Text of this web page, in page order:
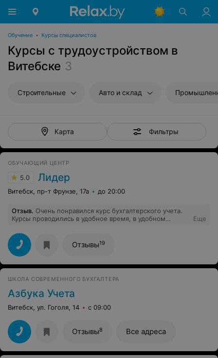
Обучение • Курсы специалистов
Курсы с трудоустройством в
Витебске 3
Строительные Авто и склад
Карта Фильтры
ОБУЧАЮЩИЙ ЦЕНТР
5.0 Лидер
Витебск, пр-т Фрунзе, 17а до 20:00
Отзыв. Очень понравился курс бухгалтерского учета.
Курсы проводились в удобное время, в удобном
преподавателю за доступное изложение материала и
индивидуальный подход к слушателям.
Еще
Отзывы19
ШКОЛА СОВРЕМЕННОГО БУХГАЛТЕРА
Азбука Учета
Витебск, ул. Гоголя, 14 с 09:00
Отзывы8 Все адреса